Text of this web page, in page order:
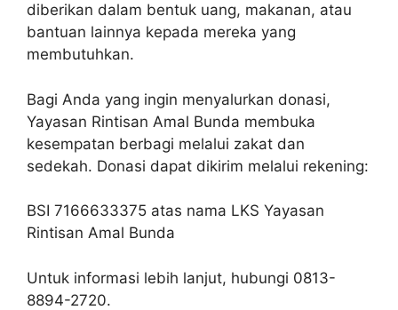
diberikan dalam bentuk uang, makanan, atau
bantuan lainnya kepada mereka yang
membutuhkan.
Bagi Anda yang ingin menyalurkan donasi,
Yayasan Rintisan Amal Bunda membuka
kesempatan berbagi melalui zakat dan
sedekah. Donasi dapat dikirim melalui rekening:
BSI 7166633375 atas nama LKS Yayasan
Rintisan Amal Bunda
Untuk informasi lebih lanjut, hubungi 0813-
8894-2720.